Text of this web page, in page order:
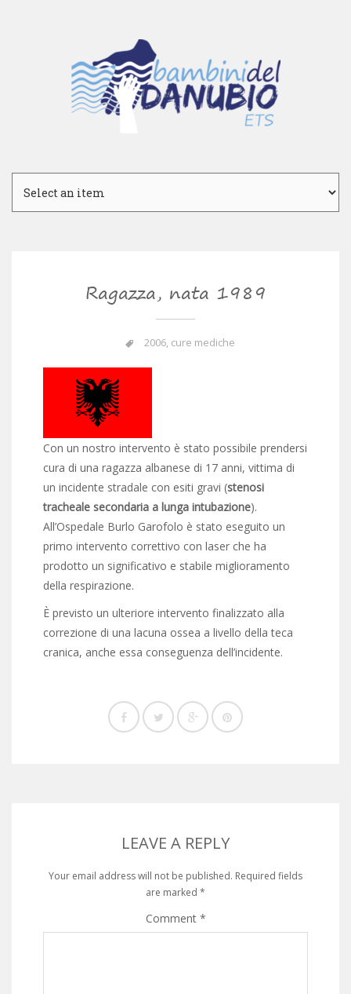
Ragazza, nata 1989
2006, cure mediche
Con un nostro intervento è stato possibile prendersi
cura di una ragazza albanese di 17 anni, vittima di
un incidente stradale con esiti gravi (stenosi
tracheale secondaria a lunga intubazione).
All’Ospedale Burlo Garofolo è stato eseguito un
primo intervento correttivo con laser che ha
prodotto un significativo e stabile miglioramento
della respirazione.
È previsto un ulteriore intervento finalizzato alla
correzione di una lacuna ossea a livello della teca
cranica, anche essa conseguenza dell’incidente.
LEAVE A REPLY
Your email address will not be published. Required fields
are marked *
Comment *